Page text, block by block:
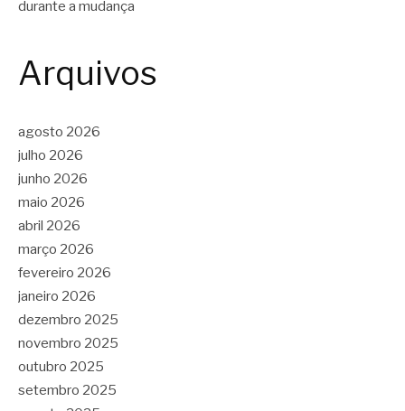
durante a mudança
Arquivos
agosto 2026
julho 2026
junho 2026
maio 2026
abril 2026
março 2026
fevereiro 2026
janeiro 2026
dezembro 2025
novembro 2025
outubro 2025
setembro 2025